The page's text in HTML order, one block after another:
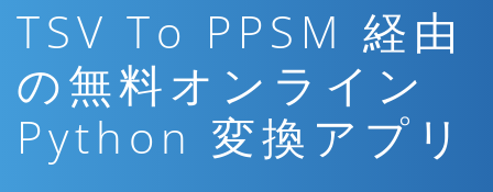
TSV To PPSM 経由
の無料オンライン
Python 変換アプリ